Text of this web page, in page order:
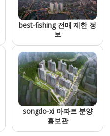
best-fishing 전매 제한 정
보
songdo-xi 아파트 분양
홍보관